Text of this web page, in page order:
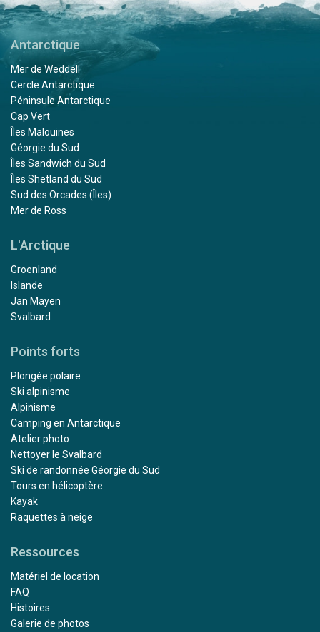
Antarctique
Mer de Weddell
Cercle Antarctique
Péninsule Antarctique
Cap Vert
Îles Malouines
Géorgie du Sud
Îles Sandwich du Sud
Îles Shetland du Sud
Sud des Orcades (Îles)
Mer de Ross
L'Arctique
Groenland
Islande
Jan Mayen
Svalbard
Points forts
Plongée polaire
Ski alpinisme
Alpinisme
Camping en Antarctique
Atelier photo
Nettoyer le Svalbard
Ski de randonnée Géorgie du Sud
Tours en hélicoptère
Kayak
Raquettes à neige
Ressources
Matériel de location
FAQ
Histoires
Galerie de photos